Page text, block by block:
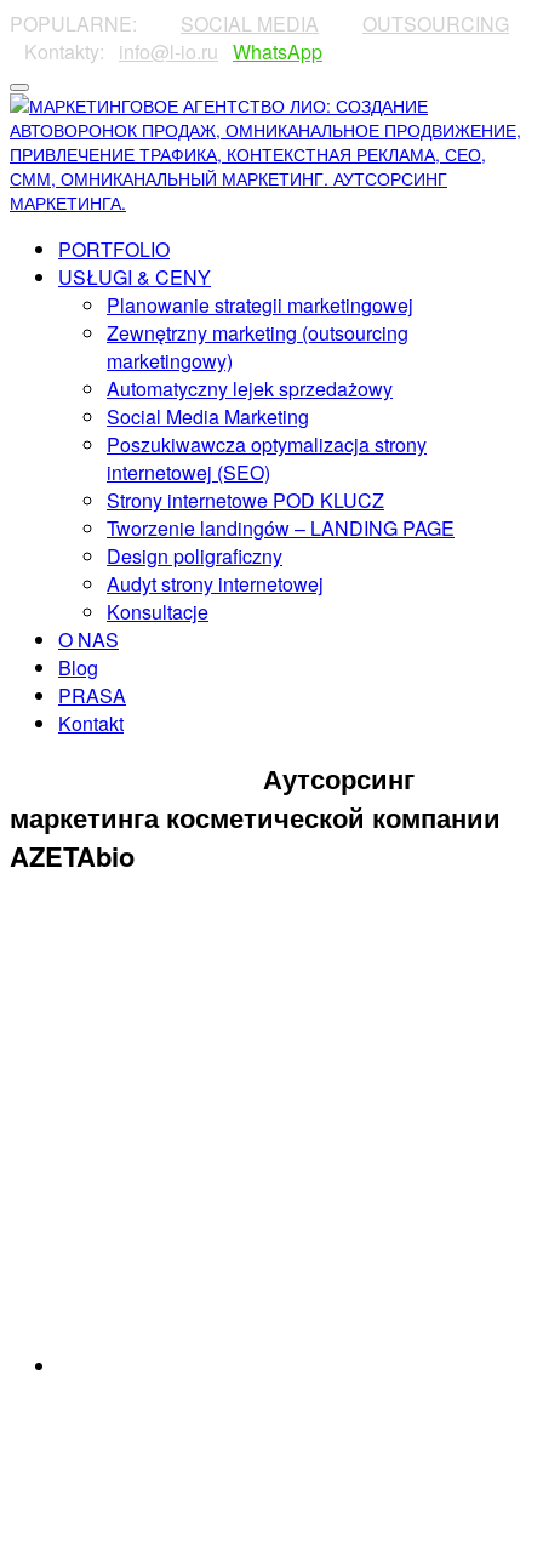
POPULARNE: SOCIAL MEDIA OUTSOURCING
⠀Kontakty:⠀ info@l-io.ru WhatsApp
PORTFOLIO
USŁUGI & CENY
Planowanie strategii marketingowej
Zewnętrzny marketing (outsourcing
marketingowy)
Automatyczny lejek sprzedażowy
Social Media Marketing
Poszukiwawcza optymalizacja strony
internetowej (SEO)
Strony internetowe POD KLUCZ
Tworzenie landingów – LANDING PAGE
Design poligraficzny
Audyt strony internetowej
Konsultacje
O NAS
Blog
PRASA
Kontakt
Аутсорсинг
маркетинга косметической компании
AZETAbio